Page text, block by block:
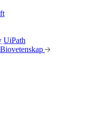
UiPath
Biovetenskap